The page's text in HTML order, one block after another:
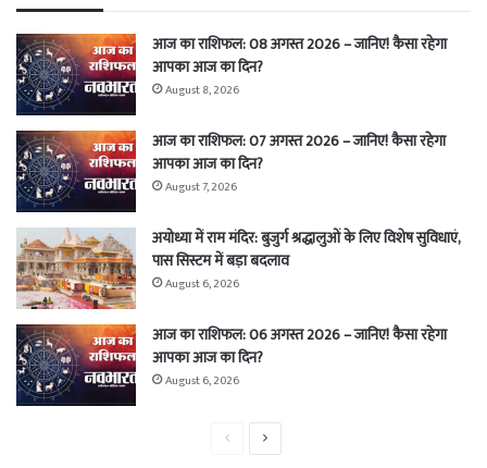
आज का राशिफल: 08 अगस्त 2026 – जानिए! कैसा रहेगा
आपका आज का दिन?
August 8, 2026
आज का राशिफल: 07 अगस्त 2026 – जानिए! कैसा रहेगा
आपका आज का दिन?
August 7, 2026
अयोध्या में राम मंदिर: बुजुर्ग श्रद्धालुओं के लिए विशेष सुविधाएं,
पास सिस्टम में बड़ा बदलाव
August 6, 2026
आज का राशिफल: 06 अगस्त 2026 – जानिए! कैसा रहेगा
आपका आज का दिन?
August 6, 2026
PreviousNext